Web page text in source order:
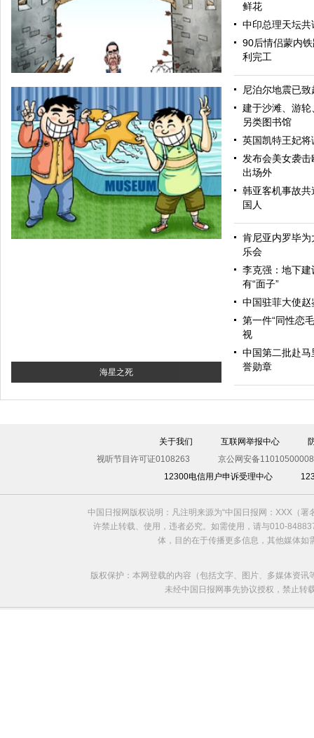
和为贵
海星之死
鲜花
中印总理天坛共
90后情侣蒙内
利完工
尼泊尔地震已
建于沙滩、游
另类图书馆
英国凯特王妃
发布会美女袭
出场外
韩亚客机事故
国人
肯尼亚内罗毕
乐会
李克强：地下建
有“面子”
中国驻菲大使
第一件“同性恋
视
中国第二批赴
誉勋章
关于我们 互联网举报中心
视听节目许可证0108263
京公网安备
12300电信用户申诉受理中心
中国日报网版权说明：凡注明来源为“中国日报网：XXX（
许禁止转载、使用，违者必究。如需使用，请与010-
体，目的在于传播更多信息，其他媒体
版权保护：本网登载的内容（包括文字、图片、多媒体资
未经中国日报网事先协议授权，禁止转